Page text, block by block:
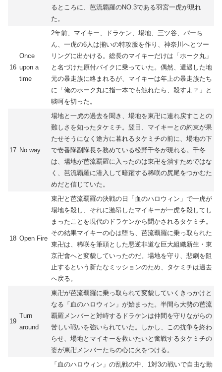
るところに、芭流覇羅のNO.3である羽宮一虎が現れ
た。
16
Once
upon a
time
2年前、マイキー、ドラケン、場地、三ツ谷、パーち
ん、一虎の6人は揃いの特攻服を作り、神奈川へとツー
リングに出かける。総長のマイキーだけは「ホーク丸」
と名づけた原付バイクに乗っていた。偶然、遭遇した地
元の暴走族に絡まれるが、マイキーは年上の暴走族たち
に「俺のホーク丸に指一本でも触れたら、殺すよ？」と
啖呵を切った。
17 No way
場地と一虎の過去を聞き、場地を東卍に連れ戻すことの
難しさを知ったタケミチ。翌日、マイキーとの約束が果
たせそうになく途方に暮れるタケミチの前に、場地の下
で壱番隊副隊長を務めている松野千冬が現れる。千冬
は、場地が芭流覇羅に入ったのは東卍を潰すためではな
く、芭流覇羅に潜入して暗躍する稀咲の尻尾をつかむた
めだと信じていた。
18 Open Fire
東卍と芭流覇羅の決戦の日「血のハロウィン」で一虎が
場地を殺し、それに激昂したマイキーが一虎を殺してし
まったことを現代のドラケンから聞かされるタケミチ。
その結果マイキーの心は堕ち、芭流覇羅に乗っ取られた
東卍は、稀咲を筆頭とした悪逆非道な巨大組織新生・東
京卍會へと変貌していったのだ。場地を守り、悲劇を阻
止するという新たなミッションのため、タケミチは過去
へ戻る。
19
Turn
around
東卍が芭流覇羅に乗っ取られて変貌していくきっかけと
なる「血のハロウィン」が始まった。半間ら大勢の芭流
覇羅メンバーと対峙するドラケンは仲間を守りながらの
苦しい戦いを強いられていた。しかし、この抗争を終わ
らせ、場地とマイキーを救いたいと奮戦するタケミチの
姿が東卍メンバーたちの心に火をつける。
「血のハロウィン」の乱戦の中、1対3の戦いで自由な動